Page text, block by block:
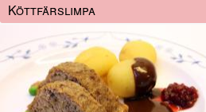
Köttfärslimpa